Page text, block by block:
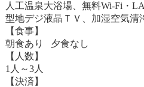
人工温泉大浴場、無料Wi-Fi・
型地デジ液晶ＴＶ、加湿空気清
【食事】
朝食あり 夕食なし
【人数】
1人～3人
【決済】